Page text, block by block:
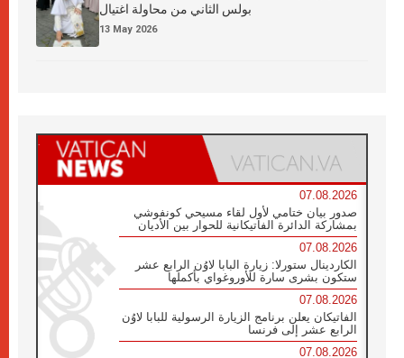
بولس الثاني من محاولة اغتيال
13 May 2026
07.08.2026
صدور بيان ختامي لأول لقاء مسيحي كونفوشي
بمشاركة الدائرة الفاتيكانية للحوار بين الأديان
07.08.2026
الكاردينال ستورلا: زيارة البابا لاوُن الرابع عشر
ستكون بشرى سارة للأوروغواي بأكملها
07.08.2026
الفاتيكان يعلن برنامج الزيارة الرسولية للبابا لاوُن
الرابع عشر إلى فرنسا
07.08.2026